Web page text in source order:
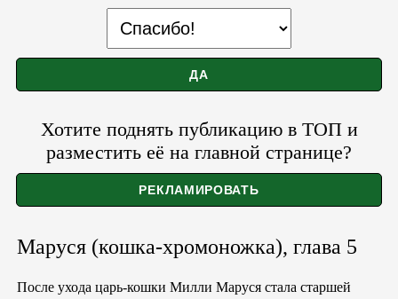
Хотите поднять публикацию в ТОП и
разместить её на главной странице?
Маруся (кошка-хромоножка), глава 5
После ухода царь-кошки Милли Маруся стала старшей